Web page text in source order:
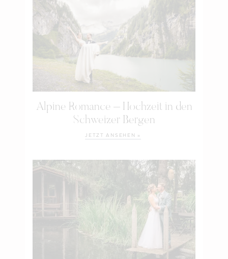
Alpine Romance – Hochzeit in den
Schweizer Bergen
JETZT ANSEHEN »